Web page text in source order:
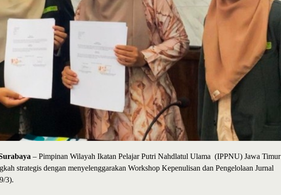
– Pimpinan Wilayah Ikatan Pelajar Putri Nahdlatul Ulama (IPPNU) Jawa Timur
strategis dengan menyelenggarakan Workshop Kepenulisan dan Pengelolaan Jurnal
3).